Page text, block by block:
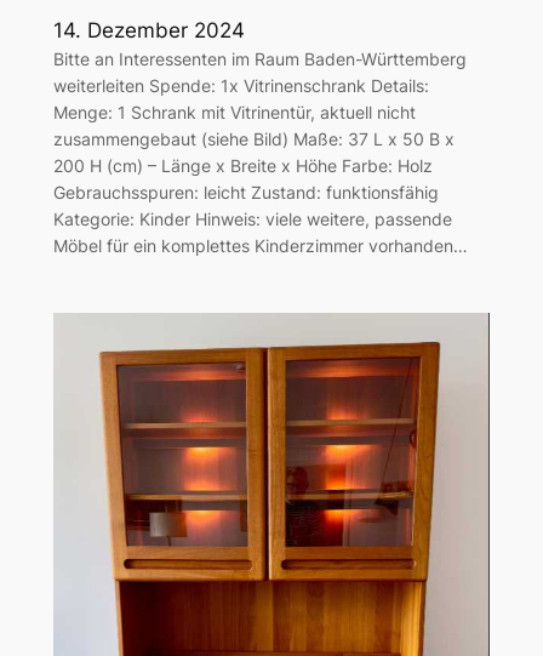
14. Dezember 2024
Bitte an Interessenten im Raum Baden-Württemberg
weiterleiten Spende: 1x Vitrinenschrank Details:
Menge: 1 Schrank mit Vitrinentür, aktuell nicht
zusammengebaut (siehe Bild) Maße: 37 L x 50 B x
200 H (cm) – Länge x Breite x Höhe Farbe: Holz
Gebrauchsspuren: leicht Zustand: funktionsfähig
Kategorie: Kinder Hinweis: viele weitere, passende
Möbel für ein komplettes Kinderzimmer vorhanden…